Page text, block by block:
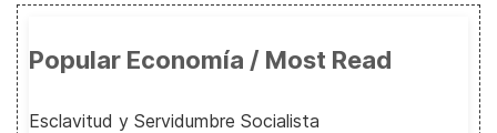
Popular Economía / Most Read
Esclavitud y Servidumbre Socialista